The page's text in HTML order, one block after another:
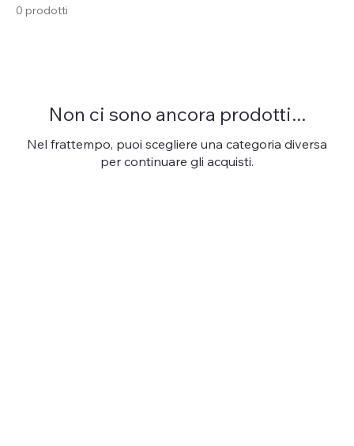
0 prodotti
Non ci sono ancora prodotti...
Nel frattempo, puoi scegliere una categoria diversa
per continuare gli acquisti.